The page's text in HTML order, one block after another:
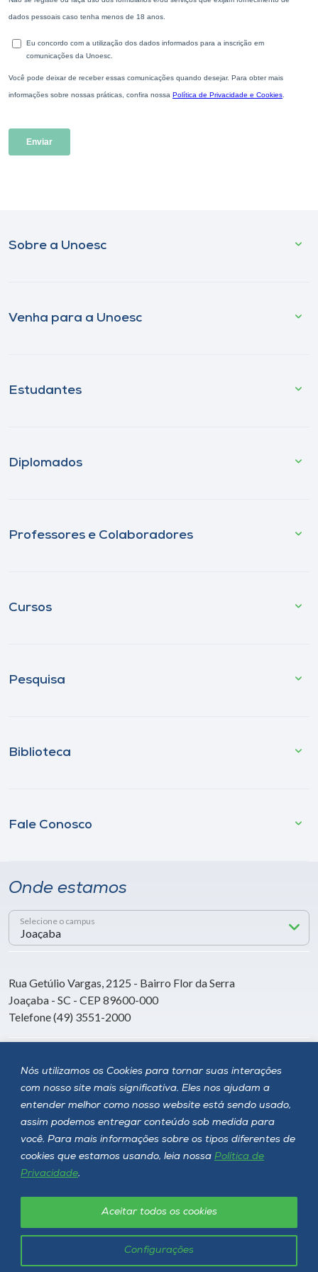
Nós utilizamos os Cookies para tornar suas interações
com nosso site mais significativa. Eles nos ajudam a
entender melhor como nosso website está sendo usado,
assim podemos entregar conteúdo sob medida para
você. Para mais informações sobre os tipos diferentes de
cookies que estamos usando, leia nossa Política de
Privacidade.
Configurações
Aceitar todos os cookies
Sobre a Unoesc
Venha para a Unoesc
Estudantes
Diplomados
Professores e Colaboradores
Cursos
Pesquisa
Biblioteca
Fale Conosco
Onde estamos
Selecione o campus
Rua Getúlio Vargas, 2125 - Bairro Flor da Serra
Joaçaba - SC - CEP 89600-000
Telefone (49) 3551-2000
Siga a Unoesc
Unoesc © 2026 - Todos os direitos reservados
Política de privacidade LGPD